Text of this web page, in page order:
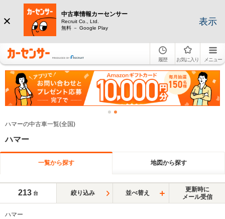
中古車情報カーセンサー
Recruit Co., Ltd.
無料 － Google Play
表示
履歴 お気に入り メニュー
ハマーの中古車一覧(全国)
ハマー
一覧から探す 地図から探す
213 台 絞り込み 並べ替え
更新時に
メール受信
ハマー